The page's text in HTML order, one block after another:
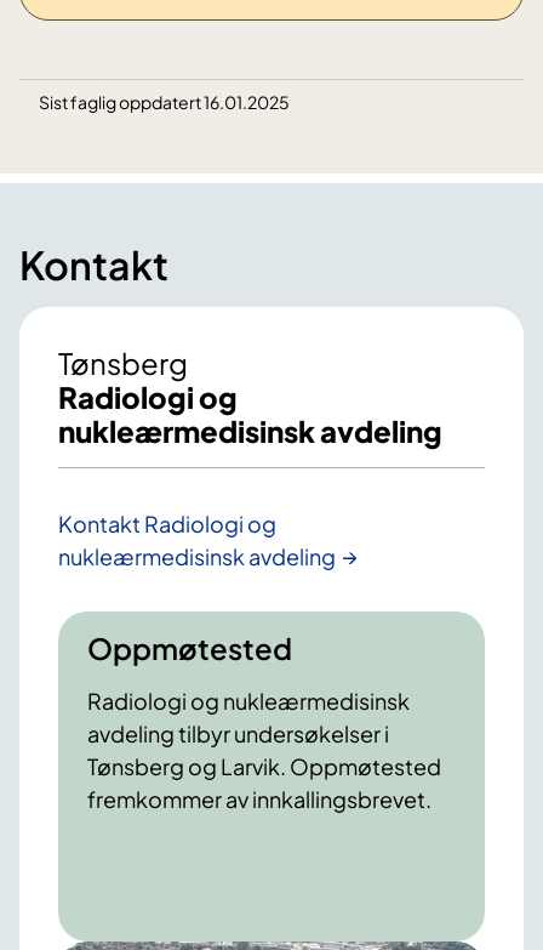
Sist faglig oppdatert 16.01.2025
Kontakt
Tønsberg
Radiologi og
nukleærmedisinsk avdeling
Kontakt Radiologi og
nukleærmedisinsk avdeling
Oppmøtested
Radiologi og nukleærmedisinsk
avdelingtilbyr undersøkelser i
Tønsberg og Larvik. Oppmøtested
fremkommer av innkallingsbrevet.